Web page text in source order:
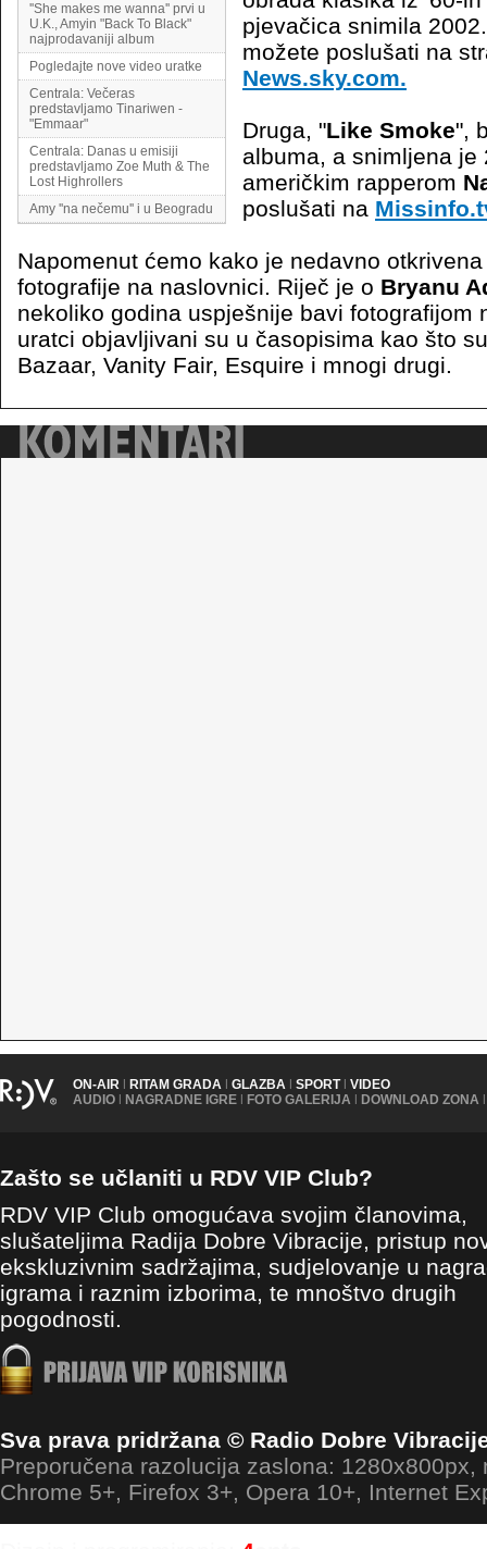
''She makes me wanna'' prvi u
U.K., Amyin "Back To Black"
najprodavaniji album
Pogledajte nove video uratke
Centrala: Večeras
predstavljamo Tinariwen -
"Emmaar"
Centrala: Danas u emisiji
predstavljamo Zoe Muth & The
Lost Highrollers
Amy ''na nečemu'' i u Beogradu
pjevačica snimila
možete poslušati na
News.sky.com.
Druga, "Like Smoke",
albuma, a snimljena je
američkim rapperom
poslušati na
Napomenut ćemo kako je nedavno
fotografije na naslovnici. Riječ je o Bryanu
nekoliko godina uspješnije bavi fotografijom
uratci objavljivani su u časopisima kao što
Bazaar, Vanity Fair, Esquire i mnogi drugi.
ON-AIR | RITAM GRADA | GLAZBA | SPORT | VIDEO
AUDIO | NAGRADNE IGRE | FOTO GALERIJA | DOWNLOAD ZONA |
Zašto se učlaniti u RDV VIP Club?
RDV VIP Club omogućava svojim članovima,
slušateljima Radija Dobre Vibracije, pristup
ekskluzivnim sadržajima, sudjelovanje u
igrama i raznim izborima, te mnoštvo drugih
pogodnosti.
Sva prava pridržana © Radio Dobre
Preporučena razolucija zaslona: 1280x800px,
Chrome 5+, Firefox 3+, Opera 10+, Internet